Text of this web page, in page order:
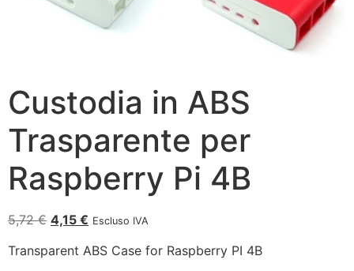
Custodia in ABS
Trasparente per
Raspberry Pi 4B
5,72€ 4,15 € Escluso IVA
Transparent ABS Case for Raspberry PI 4B